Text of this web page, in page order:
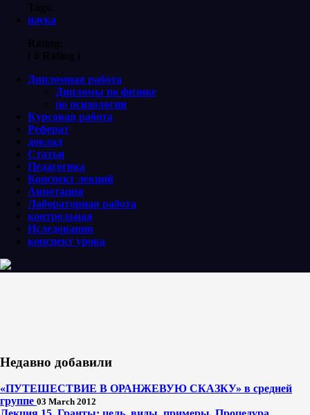
Tags:
наука
Rating:
( 0 Rating )
Дипломная работа
Дипломы по физике
по психологии
Курсовая работа
Реферат
доклад
Статьи
Педагогика
Конспект лекций
Аннотация
Лабораторная работа
контрольная
Иследования
конспект урока
Недавно добавили
«ПУТЕШЕСТВИЕ В ОРАНЖЕВУЮ СКАЗКУ» в средней
группе 03 March 2012